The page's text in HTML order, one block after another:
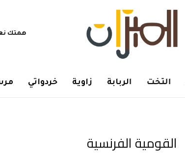
همتك
التخت الربابة زاوية خردواتي
القومية الفرنسية